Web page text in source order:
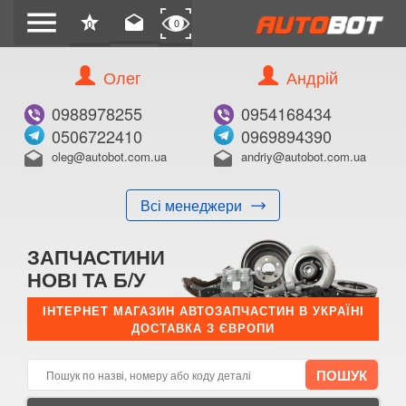
menu star
0 drafts 0
Олег
0988978255
0506722410
drafts oleg@autobot.com.ua
Всі менеджери
Андрій
0954168434
0969894390
drafts andriy@autobot.com.ua
ЗАПЧАСТИНИ
НОВІ ТА Б/У
ІНТЕРНЕТ МАГАЗИН АВТОЗАПЧАСТИН В УКРАЇНІ
ДОСТАВКА З ЄВРОПИ
КУПИТИ
Оригінальний номер:
Примітка:
E-mail:
Телефон: